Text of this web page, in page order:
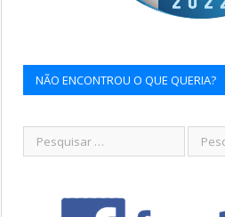
NÃO ENCONTROU O QUE QUERIA?